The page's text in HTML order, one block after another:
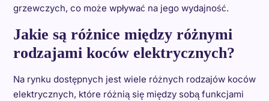
grzewczych, co może wpływać na jego wydajność.
Jakie są różnice między różnymi
rodzajami koców elektrycznych?
Na rynku dostępnych jest wiele różnych rodzajów koców
elektrycznych, które różnią się między sobą funkcjami